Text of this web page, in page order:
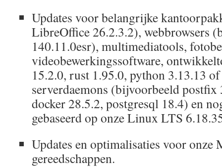
Updates voor belangrijke
LibreOffice 26.2.3.2), webbrowsers
140.11.0esr), multimediatools,
videobewerkingssoftware,
15.2.0, rust 1.95.0, python 3.13.13
serverdaemons (bijvoorbeeld postfix
docker 28.5.2, postgresql 18.4) en
gebaseerd op onze Linux LTS
Updates en optimalisaties voor onze
gereedschappen.